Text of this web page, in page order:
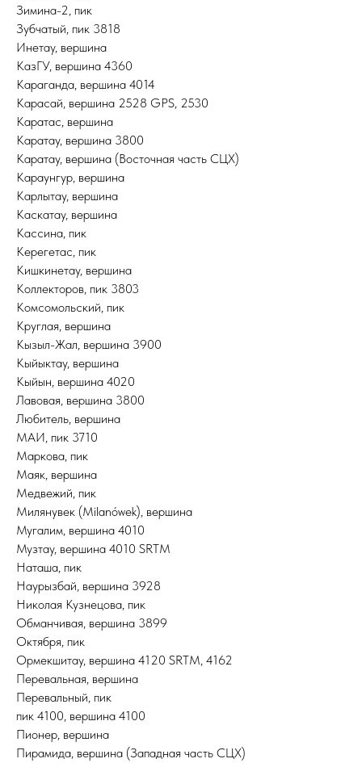
Зимина-2, пик
Зубчатый, пик 3818
Инетау, вершина
КазГУ, вершина 4360
Караганда, вершина 4014
Карасай, вершина 2528 GPS, 2530
Каратас, вершина
Каратау, вершина 3800
Каратау, вершина (Восточная часть СЦХ)
Караунгур, вершина
Карлытау, вершина
Каскатау, вершина
Кассина, пик
Керегетас, пик
Кишкинетау, вершина
Коллекторов, пик 3803
Комсомольский, пик
Круглая, вершина
Кызыл-Жал, вершина 3900
Кыйыктау, вершина
Кыйын, вершина 4020
Лавовая, вершина 3800
Любитель, вершина
МАИ, пик 3710
Маркова, пик
Маяк, вершина
Медвежий, пик
Милянувек (Milanówek), вершина
Мугалим, вершина 4010
Музтау, вершина 4010 SRTM
Наташа, пик
Наурызбай, вершина 3928
Николая Кузнецова, пик
Обманчивая, вершина 3899
Октября, пик
Ормекшитау, вершина 4120 SRTM, 4162
Перевальная, вершина
Перевальный, пик
пик 4100, вершина 4100
Пионер, вершина
Пирамида, вершина (Западная часть СЦХ)